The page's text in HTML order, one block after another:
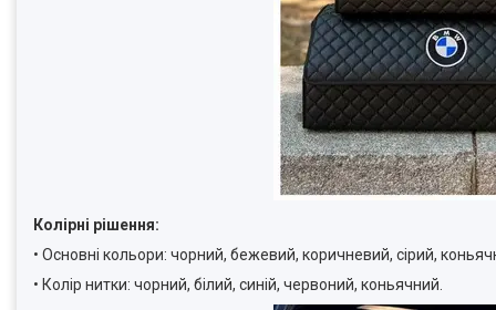
Колірні рішення:
• Основні кольори: чорний, бежевий, коричневий, сірий,
• Колір нитки: чорний, білий, синій, червоний, коньячний.